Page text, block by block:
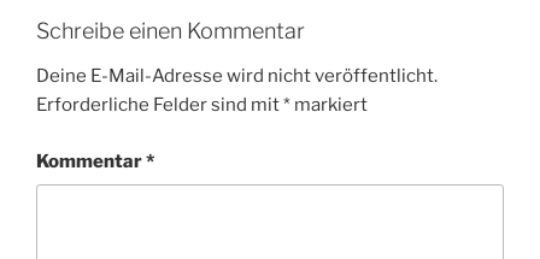
Schreibe einen Kommentar
Deine E-Mail-Adresse wird nicht veröffentlicht.
Erforderliche Felder sind mit* markiert
Kommentar*